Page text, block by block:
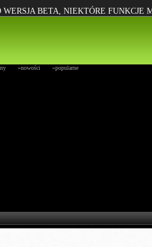
WERSJA BETA, NIEKTÓRE FUNKCJE
»nowości »popularne